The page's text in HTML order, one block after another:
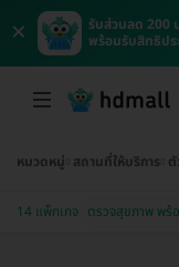
×
รับส่วนลด 200
พร้อมรับสิทธิปร
หมวดหมู่ สถานที่ให้บริการ
14 แพ็กเกจ ตรวจสุขภาพ พร้